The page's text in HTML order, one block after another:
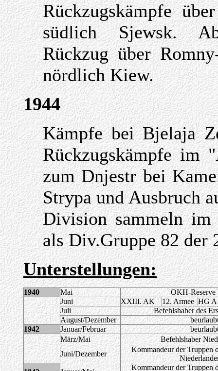
Rückzugskämpfe
südlich Sjewsk.
Rückzug über
nördlich Kiew.
1944
Kämpfe bei Bjelaja
Rückzugskämpfe im "
zum Dnjestr bei
Strypa und Ausbruch
Division sammeln im
als Div.Gruppe 82
Unterstellungen:
1940 Mai
OKH-Reserve
Juni
XXIII. AK 12. Armee HG A
Juli
Befehlshaber des
August/Dezember
1942
Januar/Februar
März/Mai
Befehlshaber
Juni/Dezember
Kommandeur der Truppen
Kommandeur der Truppen